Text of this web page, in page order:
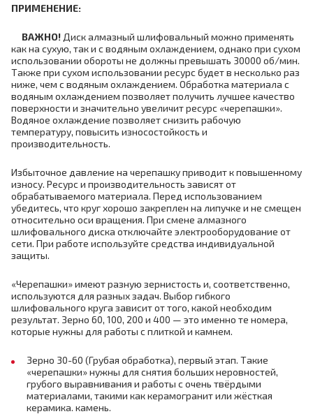
ПРИМЕНЕНИЕ:
ВАЖНО! Диск алмазный шлифовальный можно применять
как на сухую, так и с водяным охлаждением, однако при сухом
использовании обороты не должны превышать 30000 об/мин.
Также при сухом использовании ресурс будет в несколько раз
ниже, чем с водяным охлаждением. Обработка материала с
водяным охлаждением позволяет получить лучшее качество
поверхности и значительно увеличит ресурс «черепашки».
Водяное охлаждение позволяет снизить рабочую
температуру, повысить износостойкость и
производительность.
Избыточное давление на черепашку приводит к повышенному
износу. Ресурс и производительность зависят от
обрабатываемого материала. Перед использованием
убедитесь, что круг хорошо закреплен на липучке и не смещен
относительно оси вращения. При смене алмазного
шлифовального диска отключайте электрооборудование от
сети. При работе используйте средства индивидуальной
защиты.
«Черепашки» имеют разную зернистость и, соответственно,
используются для разных задач. Выбор гибкого
шлифовального круга зависит от того, какой необходим
результат. Зерно 60, 100, 200 и 400 — это именно те номера,
которые нужны для работы с плиткой и камнем.
Зерно 30-60 (Грубая обработка), первый этап. Такие
«черепашки» нужны для снятия больших неровностей,
грубого выравнивания и работы с очень твёрдыми
материалами, такими как керамогранит или жёсткая
керамика. камень.